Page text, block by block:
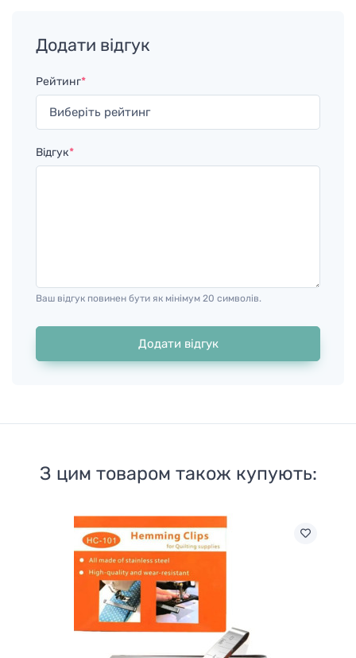
Додати відгук
Рейтинг*
Відгук*
Ваш відгук повинен бути як мінімум 20 символів.
Додати відгук
З цим товаром також купують: